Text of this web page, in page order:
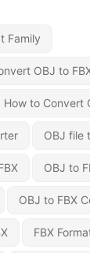
Family
OBJ to
How to Convert
OBJ file
OBJ to
OBJ to FBX
FBX